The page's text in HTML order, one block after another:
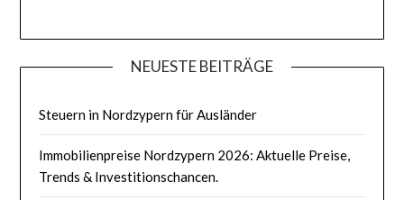
NEUESTE BEITRÄGE
Steuern in Nordzypern für Ausländer
Immobilienpreise Nordzypern 2026: Aktuelle Preise,
Trends & Investitionschancen.